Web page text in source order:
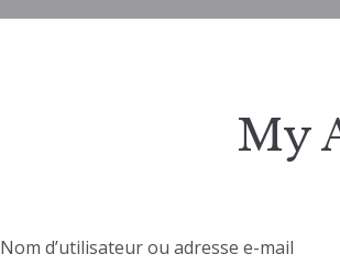
My
Nom d’utilisateur ou adresse e-mail